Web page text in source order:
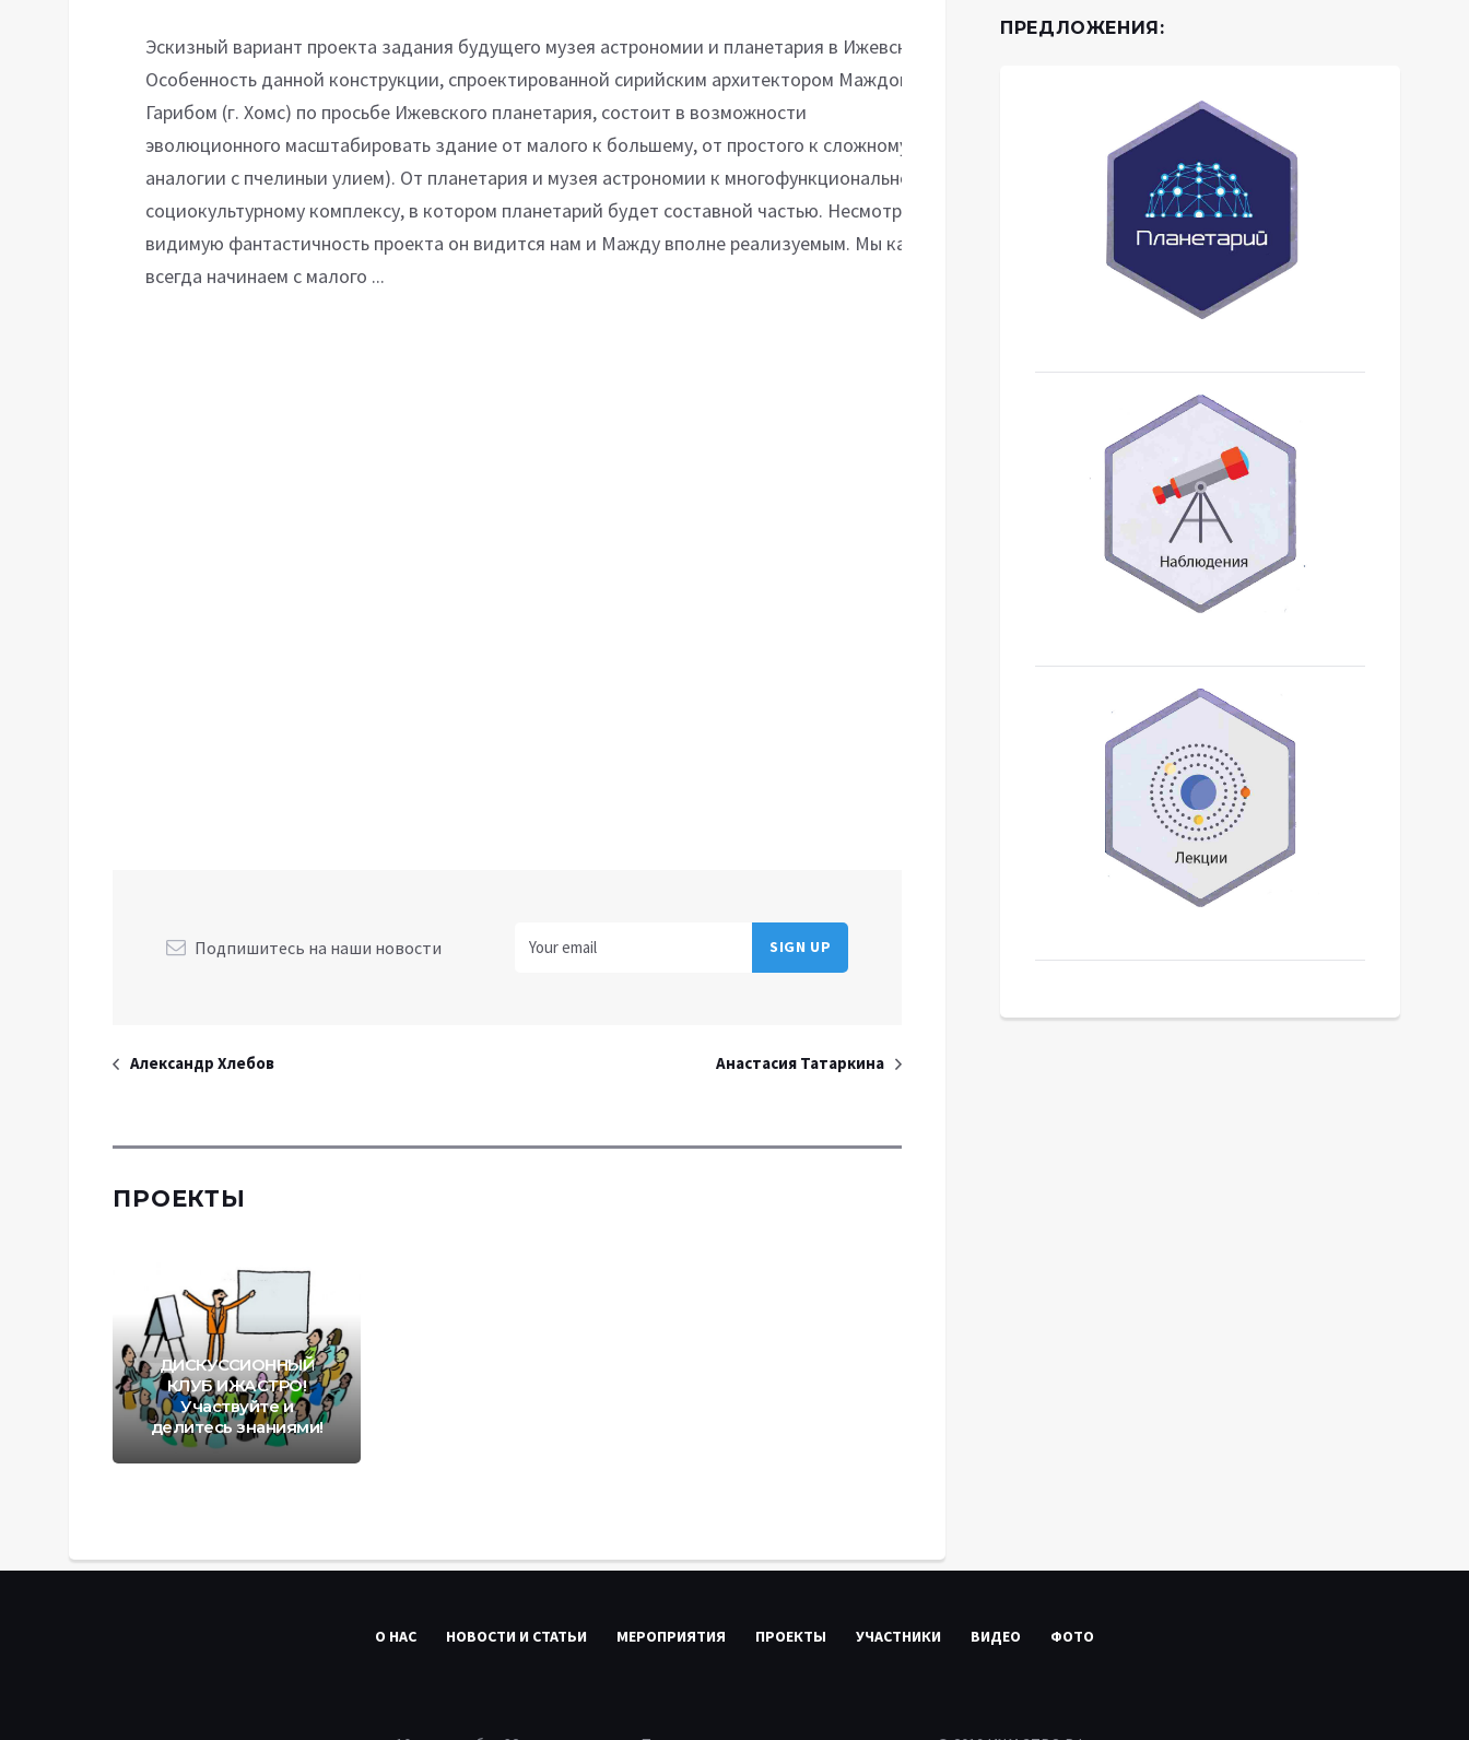
Эскизный вариант проекта задания будущего музея астрономии и планетария в Ижевске.
Особенность данной конструкции, спроектированной сирийским архитектором Маждом
Гарибом (г. Хомс) по просьбе Ижевского планетария, состоит в возможности
эволюционного масштабировать здание от малого к большему, от простого к сложному (по
аналогии с пчелиныи улием). От планетария и музея астрономии к многофункциональному
социокультурному комплексу, в котором планетарий будет составной частью. Несмотря на
видимую фантастичность проекта он видится нам и Мажду вполне реализуемым. Мы как
всегда начинаем с малого ...
Подпишитесь на наши новости
Александр Хлебов Анастасия Татаркина
ПРОЕКТЫ
ДИСКУССИОННЫЙ
КЛУБ ИЖАСТРО!
Участвуйте и
делитесь знаниями!
ПРЕДЛОЖЕНИЯ:
О НАС НОВОСТИ И СТАТЬИ МЕРОПРИЯТИЯ ПРОЕКТЫ УЧАСТНИКИ ВИДЕО ФОТО